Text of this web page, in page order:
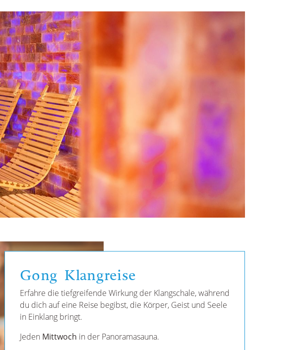
Gong Klangreise
Erfahre die tiefgreifende Wirkung der Klangschale, während
du dich auf eine Reise begibst, die Körper, Geist und Seele
in Einklang bringt.
Jeden Mittwoch in der Panoramasauna.